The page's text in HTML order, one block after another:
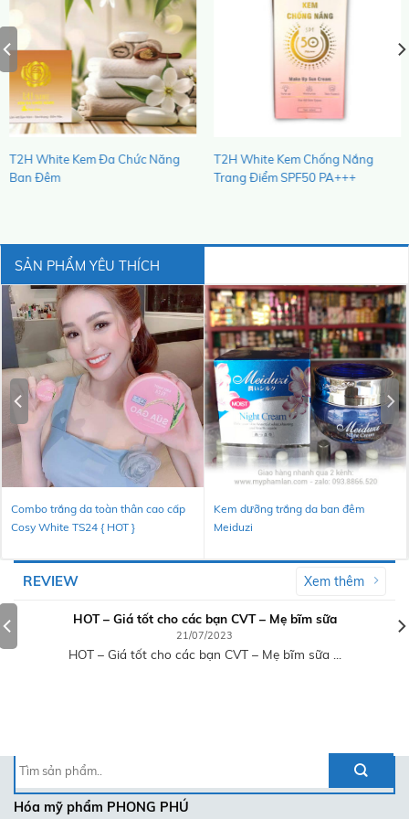
T2H White Kem Đa Chức Năng
Ban Đêm
T2H White Kem Chống Nắng
Trang Điểm SPF50 PA+++
SẢN PHẨM YÊU THÍCH
Combo trắng da toàn thân cao cấp
Cosy White TS24 { HOT }
Kem dưỡng trắng da ban đêm
Meiduzi
REVIEW Xem thêm
HOT – Giá tốt cho các bạn CVT – Mẹ bĩm sữa
21/07/2023
HOT – Giá tốt cho các bạn CVT – Mẹ bĩm sữa ...
Tìm
kiếm:
Hóa mỹ phẩm PHONG PHÚ